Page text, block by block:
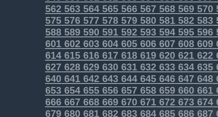
562563564565566567568569570
575576577578579580581582583
588589590591592593594595596
601602603604605606607608609
614615616617618619620621622
627628629630631632633634635
640641642643644645646647648
653654655656657658659660661
666667668669670671672673674
679680681682683684685686687